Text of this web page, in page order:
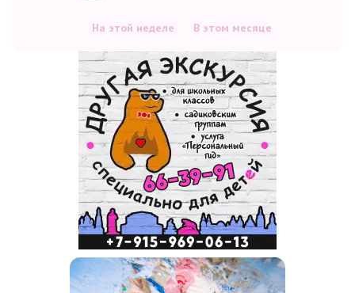
На этой неделе В этом месяце